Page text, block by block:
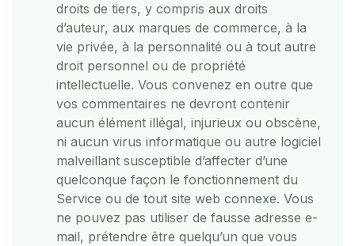
droits de tiers, y compris aux droits
d’auteur, aux marques de commerce, à la
vie privée, à la personnalité ou à tout autre
droit personnel ou de propriété
intellectuelle. Vous convenez en outre que
vos commentaires ne devront contenir
aucun élément illégal, injurieux ou obscène,
ni aucun virus informatique ou autre logiciel
malveillant susceptible d’affecter d’une
quelconque façon le fonctionnement du
Service ou de tout site web connexe. Vous
ne pouvez pas utiliser de fausse adresse e-
mail, prétendre être quelqu’un que vous